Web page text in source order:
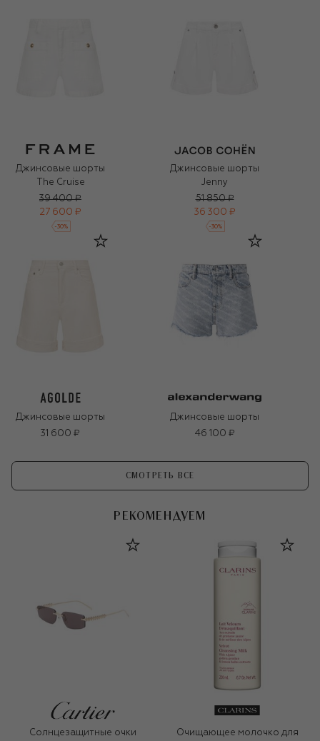
Джинсовые шорты
The Cruise
39 400 ₽
27 600 ₽
-30%
Джинсовые шорты
Jenny
51 850 ₽
36 300 ₽
-30%
Джинсовые шорты
31 600 ₽
Джинсовые шорты
46 100 ₽
СМОТРЕТЬ ВСЕ
РЕКОМЕНДУЕМ
Солнцезащитные очки
Очищающее молочко для